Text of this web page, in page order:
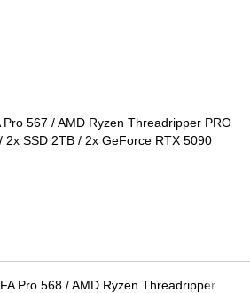
Pro 567 / AMD Ryzen Threadripper PRO
2x SSD 2TB / 2x GeForce RTX 5090